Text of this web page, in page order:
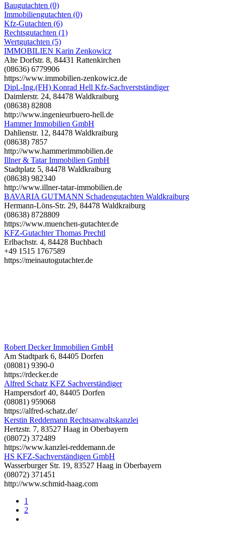
Baugutachten (0)
Immobiliengutachten (0)
Kfz-Gutachten (6)
Rechtsgutachten (1)
Wertgutachten (5)
IMMOBILIEN Karin Zenkowicz
Alte Dorfstr. 8, 84431 Rattenkirchen
(08636) 6779906
https://www.immobilien-zenkowicz.de
Dipl.-Ing.(FH) Konrad Hell Kfz-Sachverstständiger
Daimlerstr. 24, 84478 Waldkraiburg
(08638) 82808
http://www.ingenieurbuero-hell.de
Hammer Immobilien GmbH
Dahlienstr. 12, 84478 Waldkraiburg
(08638) 7857
http://www.hammerimmobilien.de
Illner & Tatar Immobilien GmbH
Stadtplatz 5, 84478 Waldkraiburg
(08638) 982340
http://www.illner-tatar-immobilien.de
BAVARIA GUTMANN Schadengutachten Waldkraiburg
Hermann-Löns-Str. 29, 84478 Waldkraiburg
(08638) 8728809
https://www.muenchen-gutachter.de
KFZ-Gutachter Thomas Prechtl
Erlbachstr. 4, 84428 Buchbach
+49 1515 1767589
https://meinautogutachter.de
Robert Decker Immobilien GmbH
Am Stadtpark 6, 84405 Dorfen
(08081) 9390-0
https://rdecker.de
Alfred Schatz KFZ Sachverständiger
Hampersdorf 40, 84405 Dorfen
(08081) 959068
https://alfred-schatz.de/
Kerstin Reddemann Rechtsanwaltskanzlei
Hertzstr. 7, 83527 Haag in Oberbayern
(08072) 372489
https://www.kanzlei-reddemann.de
HS KFZ-Sachverständigen GmbH
Wasserburger Str. 19, 83527 Haag in Oberbayern
(08072) 371451
http://www.schmid-haag.com
1
2